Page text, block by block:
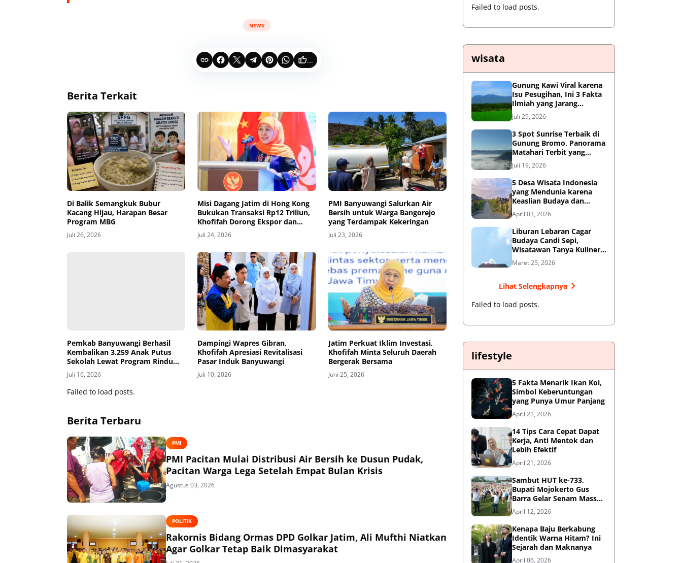
NEWS
...
Berita Terkait
Di Balik Semangkuk Bubur
Kacang Hijau, Harapan Besar
Program MBG
Juli 26, 2026
Misi Dagang Jatim di Hong Kong
Bukukan Transaksi Rp12 Triliun,
Khofifah Dorong Ekspor dan
Investasi
Juli 24, 2026
PMI Banyuwangi Salurkan Air
Bersih untuk Warga Bangorejo
yang Terdampak Kekeringan
Juli 23, 2026
Pemkab Banyuwangi Berhasil
Kembalikan 3.259 Anak Putus
Sekolah Lewat Program Rindu
Bulan
Juli 16, 2026
Dampingi Wapres Gibran,
Khofifah Apresiasi Revitalisasi
Pasar Induk Banyuwangi
Juli 10, 2026
Jatim Perkuat Iklim Investasi,
Khofifah Minta Seluruh Daerah
Bergerak Bersama
Juni 25, 2026
Failed to load posts.
Berita Terbaru
PMI
PMI Pacitan Mulai Distribusi Air Bersih ke Dusun Pudak,
Pacitan Warga Lega Setelah Empat Bulan Krisis
Agustus 03, 2026
POLITIK
Rakornis Bidang Ormas DPD Golkar Jatim, Ali Mufthi Niatkan
Agar Golkar Tetap Baik Dimasyarakat
Failed to load posts.
wisata
Gunung Kawi Viral karena
Isu Pesugihan, Ini 3 Fakta
Ilmiah yang Jarang
Diketahui
Juli 29, 2026
3 Spot Sunrise Terbaik di
Gunung Bromo, Panorama
Matahari Terbit yang
Memukau
Juli 19, 2026
5 Desa Wisata Indonesia
yang Mendunia karena
Keaslian Budaya dan
Tradisi
April 03, 2026
Liburan Lebaran Cagar
Budaya Candi Sepi,
Wisatawan Tanya Kuliner
di Sekitar Candi Pari
Maret 25, 2026
Lihat Selengkapnya
Failed to load posts.
lifestyle
5 Fakta Menarik Ikan Koi,
Simbol Keberuntungan
yang Punya Umur Panjang
April 21, 2026
14 Tips Cara Cepat Dapat
Kerja, Anti Mentok dan
Lebih Efektif
April 21, 2026
Sambut HUT ke-733,
Bupati Mojokerto Gus
Barra Gelar Senam Massal
di Stadion Gajah Mada
April 12, 2026
Kenapa Baju Berkabung
Identik Warna Hitam? Ini
Sejarah dan Maknanya
April 06, 2026